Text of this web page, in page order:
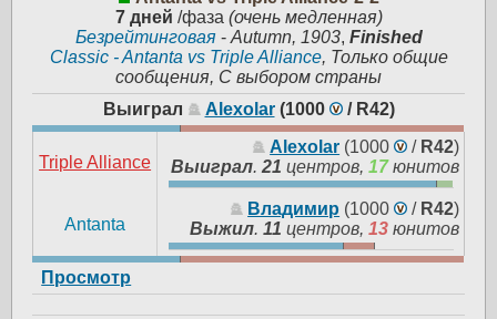
7 дней /фаза (очень медленная)
Безрейтинговая- Autumn, 1903, Finished
Classic - Antanta vs Triple Alliance, Только общие
сообщения, С выбором страны
Выиграл
Alexolar (1000 / R42)
Triple Alliance
Alexolar (1000 / R42)
Выиграл.21 центров,17юнитов
Antanta
Владимир (1000 / R42)
Выжил.11 центров,13 юнитов
Просмотр